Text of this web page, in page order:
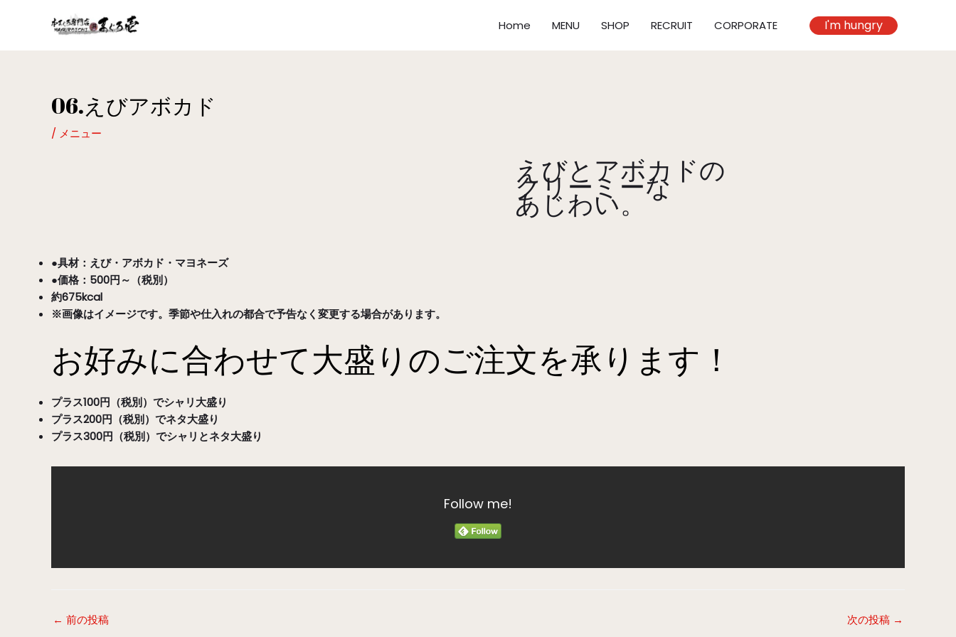
Home MENU SHOP RECRUIT CORPORATE I'm hungry
06.えびアボカド
/ メニュー
えびとアボカドの
クリーミーな
あじわい。
●具材：えび・アボカド・マヨネーズ
●価格：500円～（税別）
約675kcal
※画像はイメージです。季節や仕入れの都合で予告なく変更する場合があります。
お好みに合わせて大盛りのご注文を承ります！
プラス100円（税別）でシャリ大盛り
プラス200円（税別）でネタ大盛り
プラス300円（税別）でシャリとネタ大盛り
Follow me!
Post
navigation
← 前の投稿 次の投稿 →